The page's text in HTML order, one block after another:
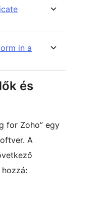
in a
és
for Zoho” egy
A